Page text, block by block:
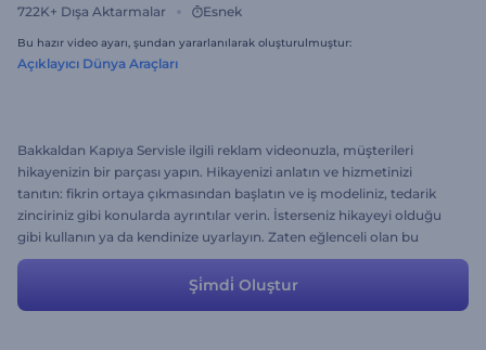
722K+ Dışa Aktarmalar Esnek
Bu hazır video ayarı, şundan yararlanılarak oluşturulmuştur:
Açıklayıcı Dünya Araçları
Bakkaldan Kapıya Servisle ilgili reklam videonuzla, müşterileri
hikayenizin bir parçası yapın. Hikayenizi anlatın ve hizmetinizi
tanıtın: fikrin ortaya çıkmasından başlatın ve iş modeliniz, tedarik
zinciriniz gibi konularda ayrıntılar verin. İsterseniz hikayeyi olduğu
gibi kullanın ya da kendinize uyarlayın. Zaten eğlenceli olan bu
hikaye için hepsinde en iyi sonucu alırsınız.
Şi̇mdi̇ Oluştur